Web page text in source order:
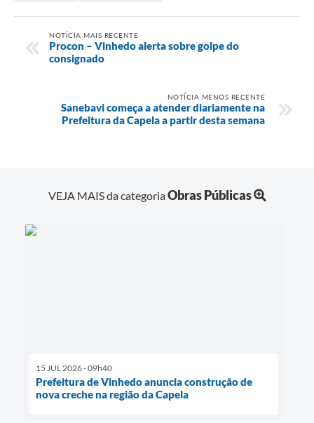
NOTÍCIA MAIS RECENTE
Procon – Vinhedo alerta sobre golpe do
consignado
NOTÍCIA MENOS RECENTE
Sanebavi começa a atender diariamente na
Prefeitura da Capela a partir desta semana
VEJA MAIS da categoriaObras Públicas
15 JUL 2026 - 09h40
Prefeitura de Vinhedo anuncia construção de
nova creche na região da Capela